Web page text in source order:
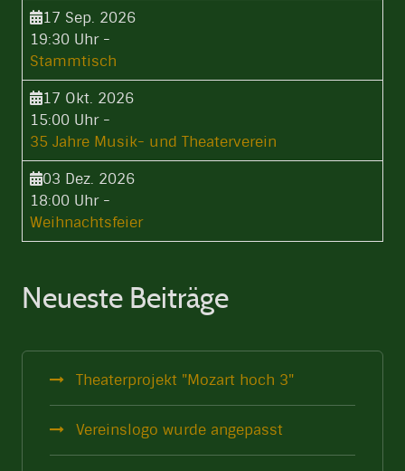
17 Sep. 2026
19:30 Uhr-
Stammtisch
17 Okt. 2026
15:00 Uhr-
35 Jahre Musik- und Theaterverein
03 Dez. 2026
18:00 Uhr-
Weihnachtsfeier
Neueste Beiträge
Theaterprojekt "Mozart hoch 3"
Vereinslogo wurde angepasst